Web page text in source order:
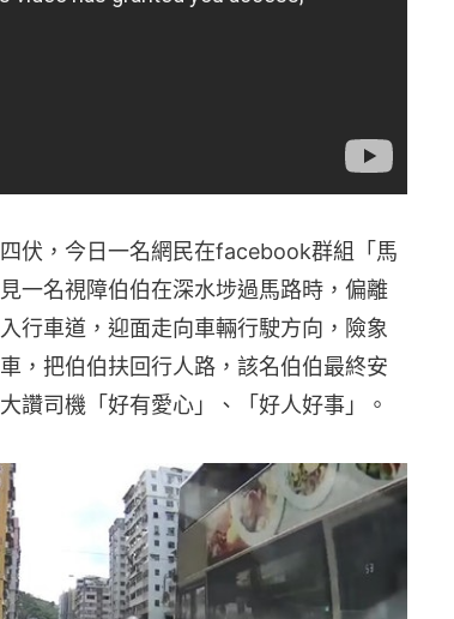
伏，今日一名網民在facebook群組「馬
一名視障伯伯在深水埗過馬路時，偏離
行車道，迎面走向車輛行駛方向，險象
，把伯伯扶回行人路，該名伯伯最終安
讚司機「好有愛心」、「好人好事」。